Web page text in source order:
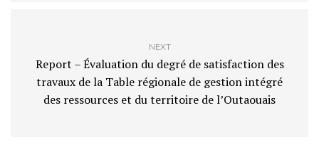
NEXT
Report – Évaluation du degré de satisfaction des
travaux de la Table régionale de gestion intégré
des ressources et du territoire de l’Outaouais